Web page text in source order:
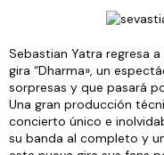
Sebastian Yatra regresa
gira “Dharma», un
sorpresas y que pasará
Una gran producción
concierto único e
su banda al completo y